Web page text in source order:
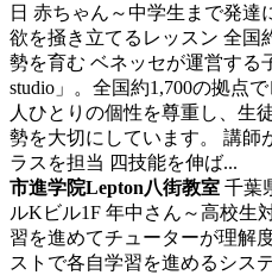
日 赤ちゃん～中学生まで発達
欲を掻き立てるレッスン 全国
勢を育む ベネッセが運営する
studio」。全国約1,700の拠点
人ひとりの個性を尊重し、生
勢を大切にしています。 講師
ラスを担当 四技能を伸ば...
市進学院Lepton八街教室 千葉
ルKビル1F 年中さん～高校生
習を進めてチューターが理解
ストで各自学習を進めるシス